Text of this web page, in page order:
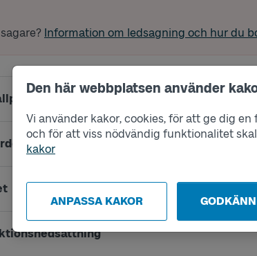
Den här webbplatsen använder
Vi använder kakor, cookies, för att ge dig
och för att viss nödvändig funktionalitet
kakor
ANPASSA KAKOR
Information om ledsagning och hur du